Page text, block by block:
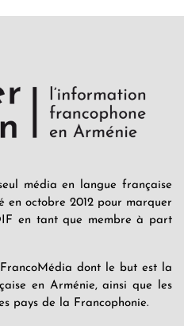
média en langue française
en octobre 2012 pour marquer
en tant que membre à part
dont le but est la
en Arménie, ainsi que les
pays de la Francophonie.